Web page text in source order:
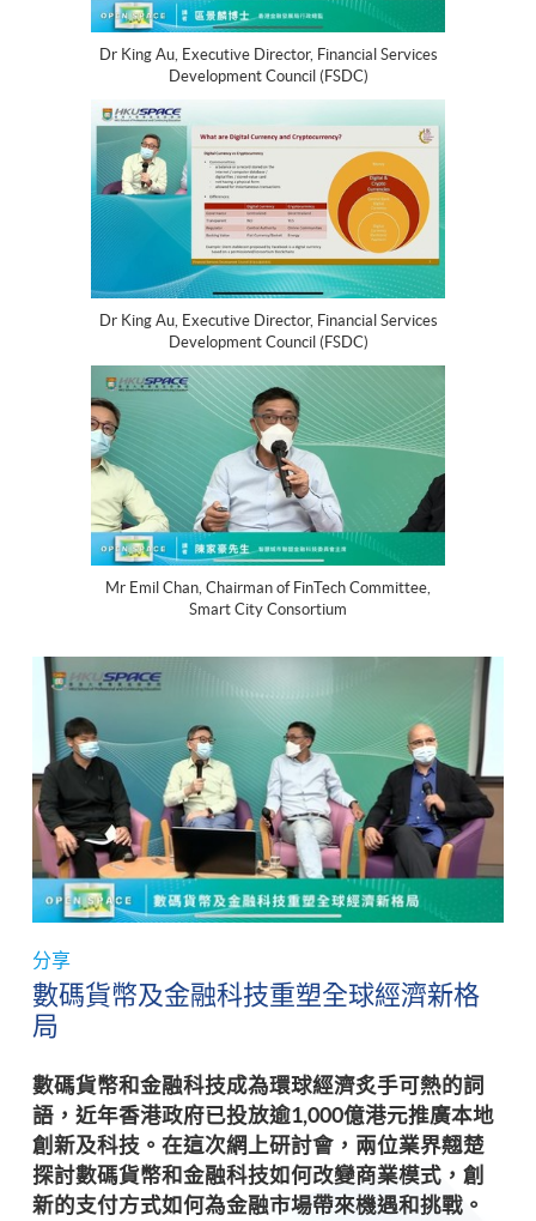
分享
數碼貨幣及金融科技重塑全球經濟新格
局
數碼貨幣和金融科技成為環球經濟炙手可熱的詞
語，近年香港政府已投放逾1,000億港元推廣本地
創新及科技。在這次網上研討會，兩位業界翹楚
探討數碼貨幣和金融科技如何改變商業模式，創
新的支付方式如何為金融市場帶來機遇和挑戰。
Dr King Au, Executive Director, Financial Services
Development Council (FSDC)
Dr King Au, Executive Director, Financial Services
Development Council (FSDC)
Mr Emil Chan, Chairman of FinTech Committee,
Smart City Consortium